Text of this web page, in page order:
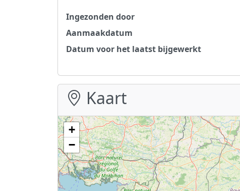
Ingezonden door
Aanmaakdatum
Datum voor het laatst bijgewerkt
Kaart
+
−